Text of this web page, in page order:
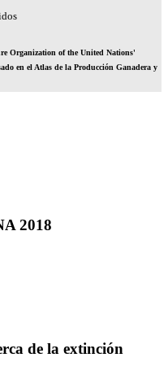
Organization of the United Nations'
en el Atlas de la Producción Ganadera y
2018
de la extinción